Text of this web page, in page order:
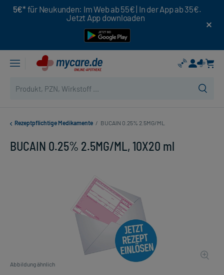
5€* für Neukunden: Im Web ab 55€ | In der App ab 35€.
Jetzt App downloaden
Rezeptpflichtige Medikamente / BUCAIN 0.25% 2.5MG/ML
BUCAIN 0.25% 2.5MG/ML, 10X20 ml
Abbildung ähnlich